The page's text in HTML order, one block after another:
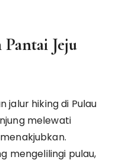
Jeju
jalur hiking di Pulau
melewati
mengelilingi pulau,